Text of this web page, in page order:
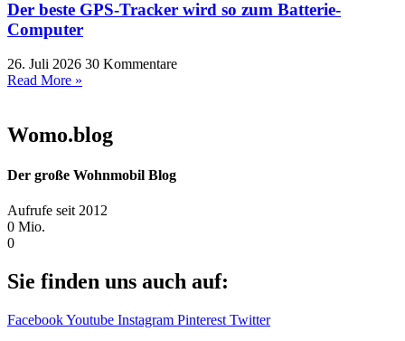
Der beste GPS-Tracker wird so zum Batterie-
Computer
26. Juli 2026 30 Kommentare
Read More »
Womo.blog
Der große Wohnmobil Blog​
Aufrufe seit 2012
0 Mio.
0
Sie finden uns auch auf:
FacebookYoutube Instagram Pinterest Twitter